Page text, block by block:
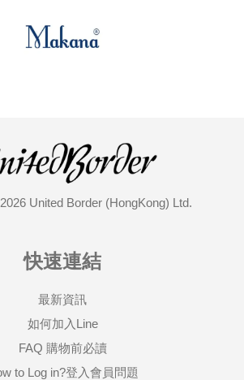
United Border (HongKong) Ltd.
快速連結
最新資訊
如何加入Line
FAQ 購物前必讀
to Log in?登入會員問題